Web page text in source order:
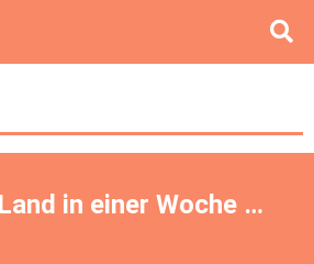
in einer Woche …